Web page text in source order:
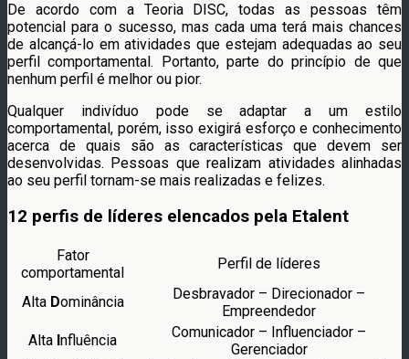
De acordo com a Teoria DISC, todas as pessoas têm
potencial para o sucesso, mas cada uma terá mais chances
de alcançá-lo em atividades que estejam adequadas ao seu
perfil comportamental. Portanto, parte do princípio de que
nenhum perfil é melhor ou pior.
Qualquer indivíduo pode se adaptar a um estilo
comportamental, porém, isso exigirá esforço e conhecimento
acerca de quais são as características que devem ser
desenvolvidas. Pessoas que realizam atividades alinhadas
ao seu perfil tornam-se mais realizadas e felizes.
12 perfis de líderes elencados pela Etalent
Fator
comportamental
Perfil de líderes
Alta Dominância
Desbravador – Direcionador –
Empreendedor
Alta Influência
Comunicador – Influenciador –
Gerenciador